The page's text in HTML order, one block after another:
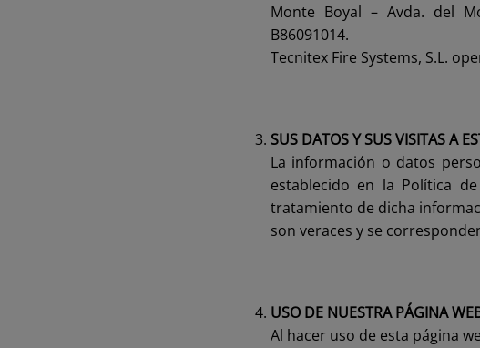
Monte Boyal – Avda. del
B86091014.
Tecnitex Fire Systems, S.L.
SUS DATOS Y SUS VISITAS A
La información o datos
establecido en la Política
tratamiento de dicha
son veraces y se
USO DE NUESTRA PÁGINA
Al hacer uso de esta página